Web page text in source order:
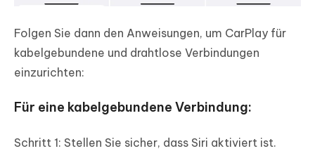
Folgen Sie dann den Anweisungen, um CarPlay für
kabelgebundene und drahtlose Verbindungen
einzurichten:
Für eine kabelgebundene Verbindung:
Schritt 1: Stellen Sie sicher, dass Siri aktiviert ist.